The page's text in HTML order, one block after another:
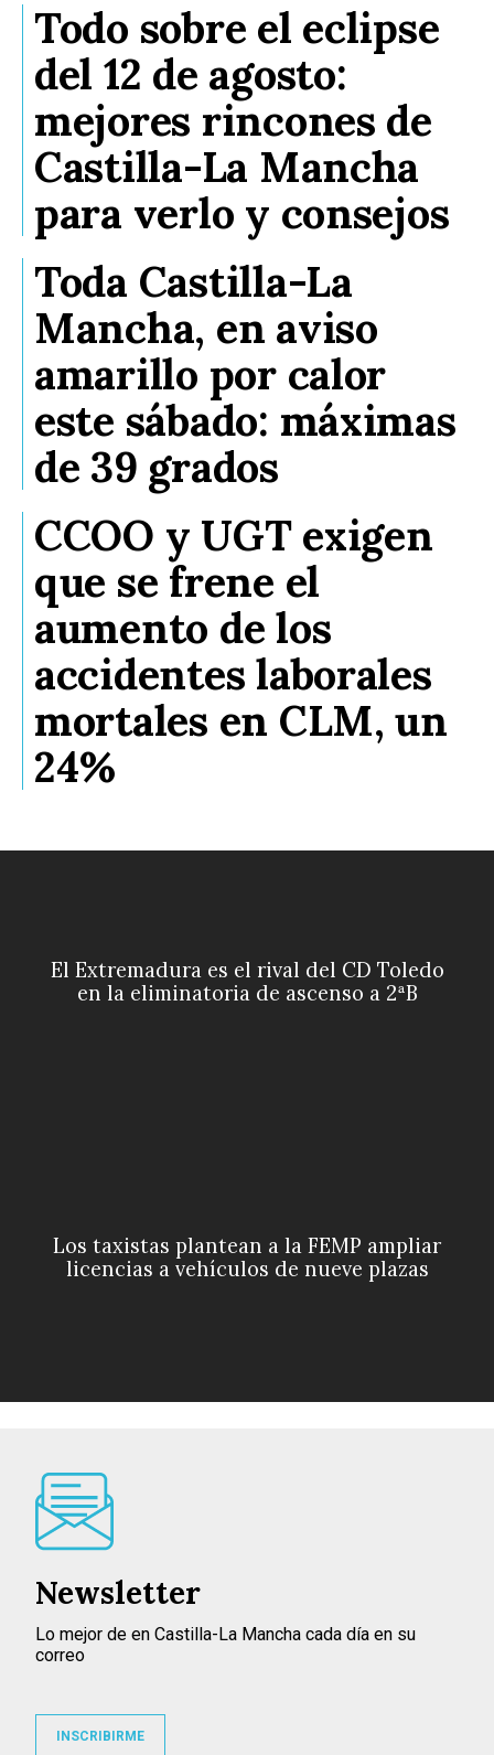
Todo sobre el eclipse
del 12 de agosto:
mejores rincones de
Castilla-La Mancha
para verlo y consejos
Toda Castilla-La
Mancha, en aviso
amarillo por calor
este sábado: máximas
de 39 grados
CCOO y UGT exigen
que se frene el
aumento de los
accidentes laborales
mortales en CLM, un
24%
El Extremadura es el rival del CD Toledo
en la eliminatoria de ascenso a 2ªB
Los taxistas plantean a la FEMP ampliar
licencias a vehículos de nueve plazas
Newsletter
Lo mejor de en Castilla-La Mancha cada día en su
correo
INSCRIBIRME